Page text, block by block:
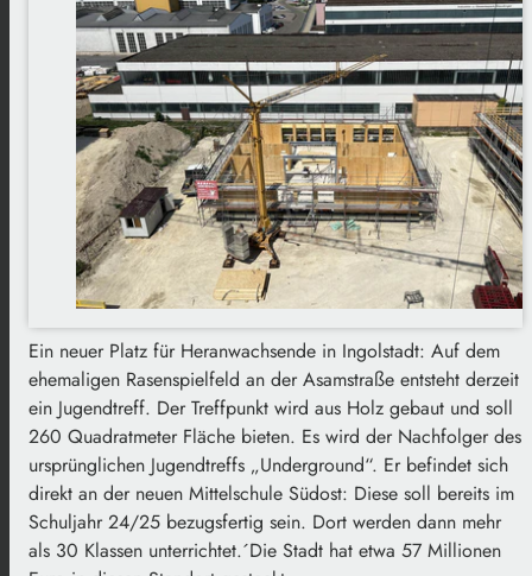
Ein neuer Platz für Heranwachsende in Ingolstadt: Auf dem
ehemaligen Rasenspielfeld an der Asamstraße entsteht derzeit
ein Jugendtreff. Der Treffpunkt wird aus Holz gebaut und soll
260 Quadratmeter Fläche bieten. Es wird der Nachfolger des
ursprünglichen Jugendtreffs „Underground“. Er befindet sich
direkt an der neuen Mittelschule Südost: Diese soll bereits im
Schuljahr 24/25 bezugsfertig sein. Dort werden dann mehr
als 30 Klassen unterrichtet.´Die Stadt hat etwa 57 Millionen